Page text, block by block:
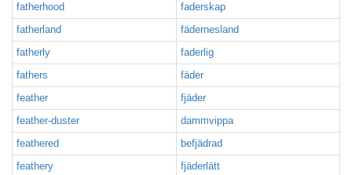
fatherhood
faderskap
fatherland
fädernesland
fatherly
faderlig
fathers
fäder
feather
fjäder
feather-duster
dammvippa
feathered
befjädrad
feathery
fjäderlätt